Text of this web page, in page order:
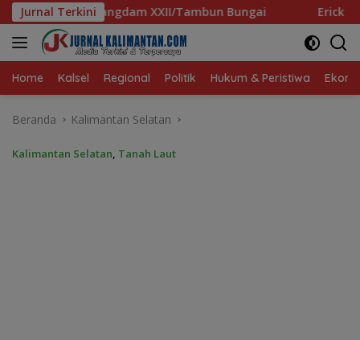
Langsung
ke
konten
Jurnal Terkini
Bungai Erick Thohir Minta Timnas Bangkit
Home Kalsel Regional Politik Hukum & Peristiwa
Beranda Kalimantan Selatan
Kalimantan Selatan, Tanah Laut